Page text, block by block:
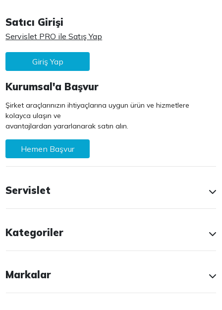
Satıcı Girişi
Servislet PRO ile Satış Yap
Giriş Yap
Kurumsal'a Başvur
Şirket araçlarınızın ihtiyaçlarına uygun ürün ve hizmetlere
kolayca ulaşın ve
avantajlardan yararlanarak satın alın.
Hemen Başvur
Servislet
Kategoriler
Markalar